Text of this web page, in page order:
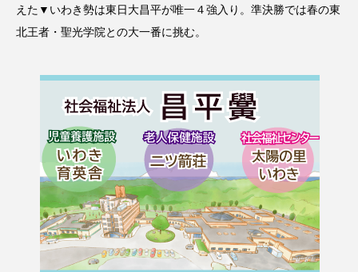
えた▼いわき勢は東日大昌平が唯一４強入り。準決勝では春の東
北王者・聖光学院との大一番に挑む。